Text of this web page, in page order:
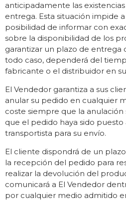
anticipadamente las
entrega. Esta situación impide
posibilidad de informar con
sobre la disponibilidad de los
garantizar un plazo de entrega
todo caso, dependerá del
fabricante o el distribuidor en
El Vendedor garantiza a sus
anular su pedido en cualquier
coste siempre que la
que el pedido haya sido puesto
transportista para su envío.
El cliente dispondrá de un
la recepción del pedido para
realizar la devolución del
comunicará a El Vendedor
por cualquier medio admitido